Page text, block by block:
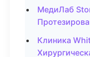
МедиЛаб
Клиника